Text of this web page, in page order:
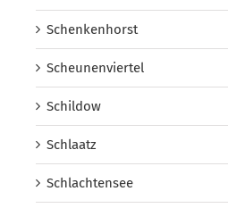
Schenkenhorst
Scheunenviertel
Schildow
Schlaatz
Schlachtensee